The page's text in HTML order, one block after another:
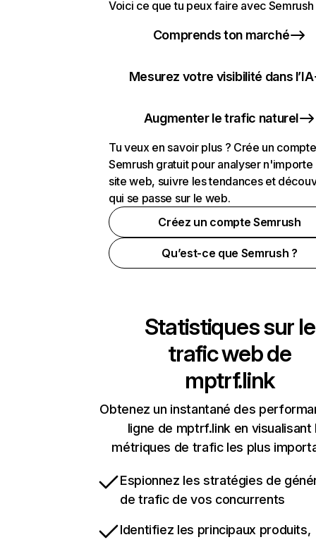
Voici ce que tu peux faire avec Semrush
Comprends ton marché
Mesurez votre visibilité dans l’IA
Augmenter le trafic naturel
Tu veux en savoir plus ? Crée un compte
Semrush gratuit pour analyser n'importe
site web, suivre les tendances et
qui se passe sur le web.
Créez un compte Semrush
Qu’est-ce que Semrush ?
Statistiques sur le
trafic web de
mptrf.link
Obtenez un instantané des
ligne de mptrf.link en visualisant
métriques de trafic les plus
Espionnez les stratégies de
de trafic de vos concurrents
Identifiez les principaux produits,